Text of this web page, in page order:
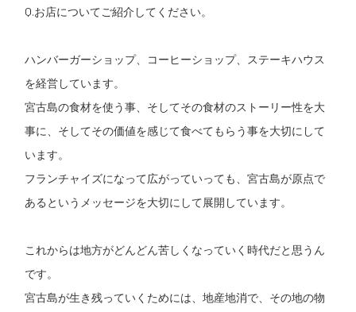
Q.お店についてご紹介してください。
ハンバーガーショップ、コーヒーショップ、ステーキハウス
を経営しています。
宮古島の食材を使う事、そしてその食材のストーリー性を大
事に、そしてその価値を感じて食べてもらう事を大切にして
います。
フランチャイズになって広がっていっても、宮古島が原点で
あるというメッセージを大切にして展開しています。
これからは地方がどんどん苦しくなっていく時代だと思うん
です。
宮古島が生き残っていくためには、地産地消で、その地の物